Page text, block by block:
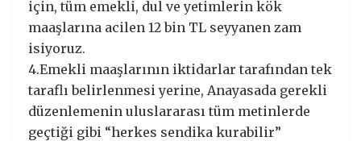
için, tüm emekli, dul ve yetimlerin kök
maaşlarına acilen 12 bin TL seyyanen zam
isiyoruz.
4.Emekli maaşlarının iktidarlar tarafından tek
taraflı belirlenmesi yerine, Anayasada gerekli
düzenlemenin uluslararası tüm metinlerde
geçtiği gibi “herkes sendika kurabilir”